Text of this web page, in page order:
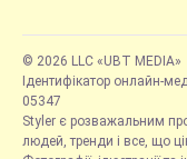
© 2026 LLC «UBT MEDIA»
Ідентифікатор онлайн-
05347
Styler є розважальним
людей, тренди і все, що